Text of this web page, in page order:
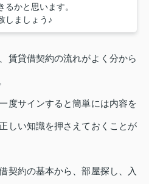
かと思います。
しましょう♪
賃貸借契約の流れがよく分から
度サインすると簡単には内容を
しい知識を押さえておくことが
契約の基本から、部屋探し、入